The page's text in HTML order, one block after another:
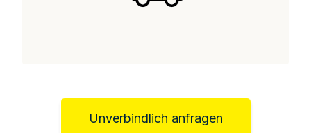
Unverbindlich anfragen